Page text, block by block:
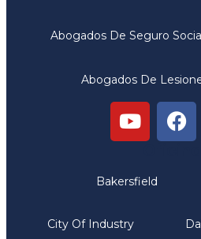
Abogados De Seguro
Abogados De
Bakersfield
City Of Industry